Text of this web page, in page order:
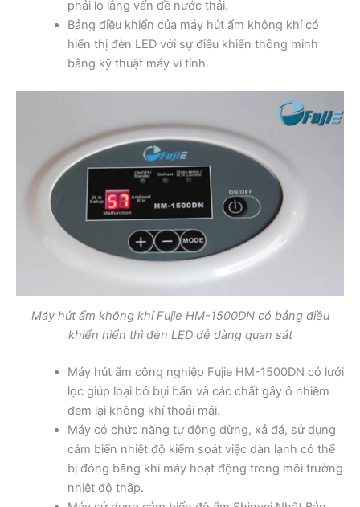
phải lo lắng vấn đề nước thải.
Bảng điều khiển của máy hút ẩm không khí có
hiển thị đèn LED với sự điều khiển thông minh
bằng kỹ thuật máy vi tính.
Máy hút ẩm không khí Fujie HM-1500DN có bảng điều
khiển hiển thì đèn LED dễ dàng quan sát
Máy hút ẩm công nghiệp Fujie HM-1500DN có lưới
lọc giúp loại bỏ bụi bẩn và các chất gây ô nhiễm
đem lại không khí thoải mái.
Máy có chức năng tự động dừng, xả đá, sử dụng
cảm biến nhiệt độ kiểm soát việc dàn lạnh có thể
bị đóng băng khi máy hoạt động trong môi trường
nhiệt độ thấp.